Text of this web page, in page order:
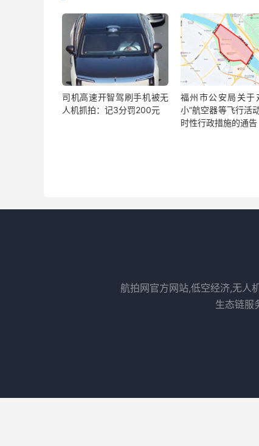
司机高速开智驾刷手机被无
人机抓拍：记3分罚200元
福州市公安局关于
小”航空器等飞行活
时性行政措施的通告
航拍网官方网站,低空经济,无人
生态链服